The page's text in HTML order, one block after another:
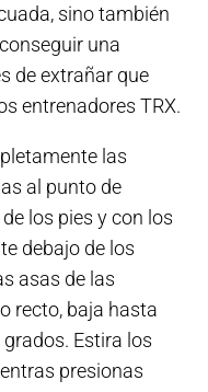
sino también
una
de extrañar que
entrenadores TRX.
las
al punto de
los pies y con los
debajo de los
asas de las
recto, baja hasta
Estira los
presionas